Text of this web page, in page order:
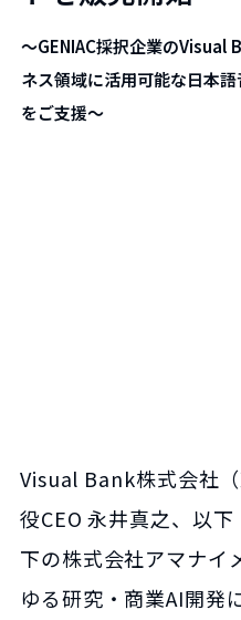
〜GENIAC採択企業のVisual
ネス領域に活用可能な日本
をご支援〜
Visual Bank株式会社
役CEO 永井真之、以
下の株式会社アマナイ
ゆる研究・商業AI開発